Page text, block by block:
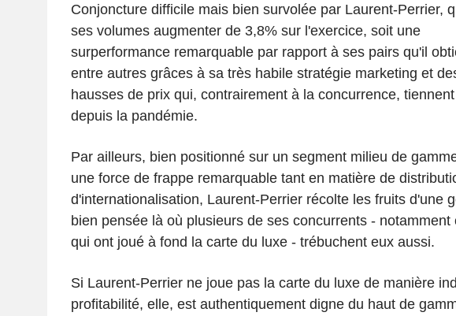
Conjoncture difficile mais bien survolée par Laurent-Perrier,
ses volumes augmenter de 3,8% sur l'exercice, soit une
surperformance remarquable par rapport à ses pairs qu'il
entre autres grâces à sa très habile stratégie marketing et
hausses de prix qui, contrairement à la concurrence,
depuis la pandémie.
Par ailleurs, bien positionné sur un segment milieu de
une force de frappe remarquable tant en matière de
d'internationalisation, Laurent-Perrier récolte les fruits d'une
bien pensée là où plusieurs de ses concurrents - notamment
qui ont joué à fond la carte du luxe - trébuchent eux aussi.
Si Laurent-Perrier ne joue pas la carte du luxe de manière
profitabilité, elle, est authentiquement digne du haut de